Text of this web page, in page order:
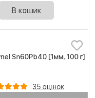
В кошик
Sn60Pb40 [1мм, 100 г]
35 оцінок